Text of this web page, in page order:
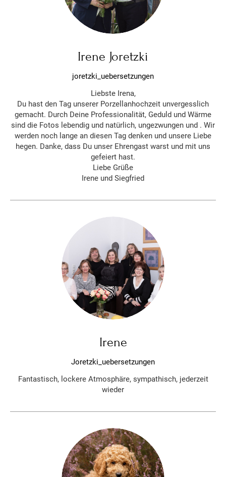
Irene Joretzki
joretzki_uebersetzungen
Liebste Irena,
Du hast den Tag unserer Porzellanhochzeit unvergesslich
gemacht. Durch Deine Professionalität, Geduld und Wärme
sind die Fotos lebendig und natürlich, ungezwungen und . Wir
werden noch lange an diesen Tag denken und unsere Liebe
hegen. Danke, dass Du unser Ehrengast warst und mit uns
gefeiert hast.
Liebe Grüße
Irene und Siegfried
Irene
Joretzki_uebersetzungen
Fantastisch, lockere Atmosphäre, sympathisch, jederzeit
wieder